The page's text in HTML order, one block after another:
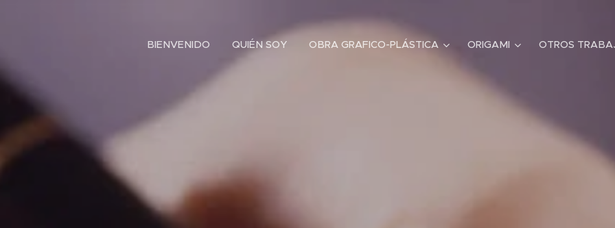
BIENVENIDO QUIÉN SOY OBRA GRAFICO-PLÁSTICA ORIGAMI OTROS